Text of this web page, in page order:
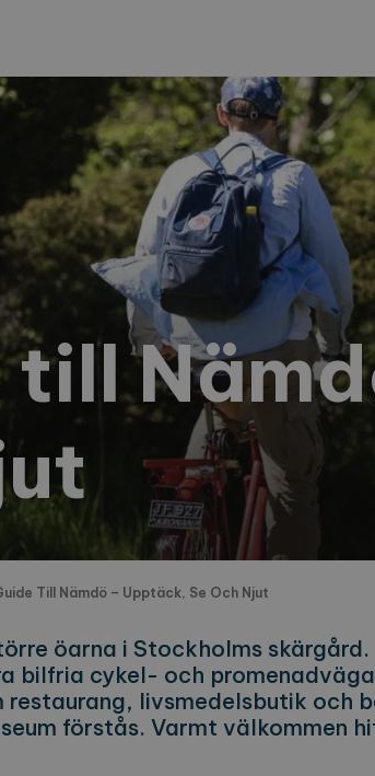
till
Till Nämdö – Upptäck, Se Och Njut
öarna i Stockholms
bilfria cykel- och
livsmedelsbutik och
förstås. Varmt välkommen